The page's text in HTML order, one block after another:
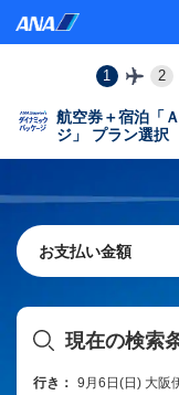
1 2
航空券＋宿泊「
ジ」 プラン選択
お支払い金額
現在の検索
行き： 9月6日(日) 大阪